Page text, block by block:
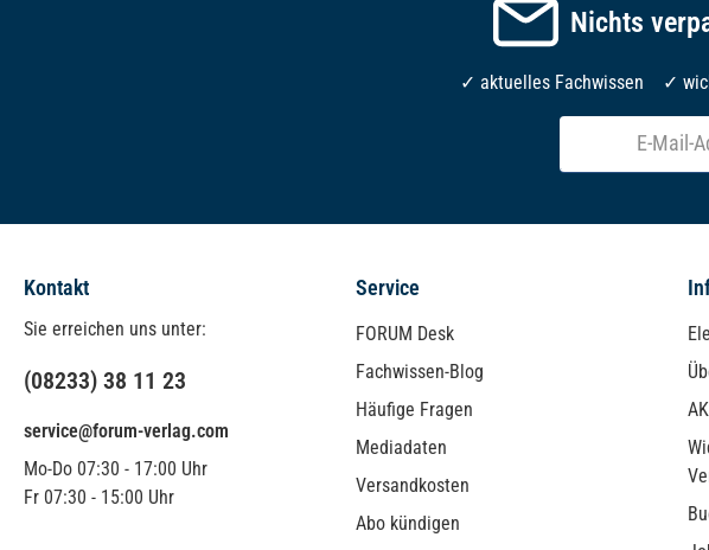
Nichts
✓ aktuelles Fachwissen ✓
Kontakt
Sie erreichen uns unter:
(08233) 38 11 23
service@forum-verlag.com
Mo-Do 07:30 - 17:00 Uhr
Fr 07:30 - 15:00 Uhr
Service
FORUM Desk
Fachwissen-Blog
Häufige Fragen
Mediadaten
Versandkosten
Abo kündigen